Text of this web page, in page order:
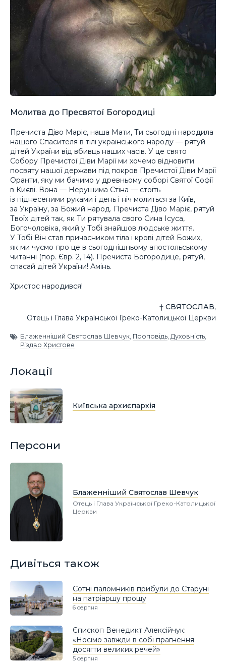
Молитва до Пресвятої Богородиці
Пречиста Діво Маріє, наша Мати, Ти сьогодні народила
нашого Спасителя в тілі українського народу — рятуй
дітей України від вбивць наших часів. У це свято
Собору Пречистої Діви Марії ми хочемо відновити
посвяту нашої держави під покров Пречистої Діви Марії
Оранти, яку ми бачимо у древньому соборі Святої Софії
в Києві. Вона — Нерушима Стіна — стоїть
із піднесеними руками і день і ніч молиться за Київ,
за Україну, за Божий народ. Пречиста Діво Маріє, рятуй
Твоїх дітей так, як Ти рятувала свого Сина Ісуса,
Богочоловіка, який у Тобі знайшов людське життя.
У Тобі Він став причасником тіла і крові дітей Божих,
як ми чуємо про це в сьогоднішньому апостольському
читанні (пор. Євр. 2, 14). Пречиста Богородице, рятуй,
спасай дітей України! Амінь.
Христос народився!
† СВЯТОСЛАВ,
Отець і Глава Української Греко-Католицької Церкви
Блаженніший Святослав Шевчук Проповідь Духовність
Різдво Христове
Локації
Київська архиєпархія
Персони
Блаженніший Святослав Шевчук
Отець і Глава Української Греко-Католицької
Церкви
Дивіться також
Сотні паломників прибули до Старуні
на патріаршу прощу
6 серпня
Єпископ Венедикт Алексійчук:
«Носімо завжди в собі прагнення
досягти великих речей»
5 серпня